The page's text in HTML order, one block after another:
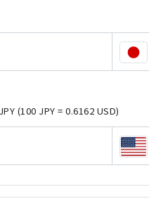
(100 JPY = 0.6162 USD)